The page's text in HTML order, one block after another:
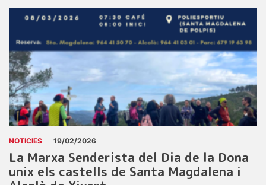
NOTICIES 19/02/2026
La Marxa Senderista del Dia de la Dona
unix els castells de Santa Magdalena i